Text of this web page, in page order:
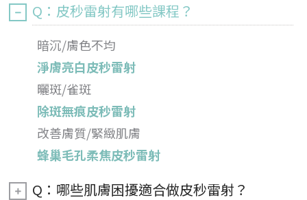
Q：皮秒雷射有哪些課程？
暗沉/膚色不均
淨膚亮白皮秒雷射
曬斑/雀斑
除斑無痕皮秒雷射
改善膚質/緊緻肌膚
蜂巢毛孔柔焦皮秒雷射
Q：哪些肌膚困擾適合做皮秒雷射？